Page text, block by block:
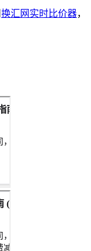
换汇网实时比价器，